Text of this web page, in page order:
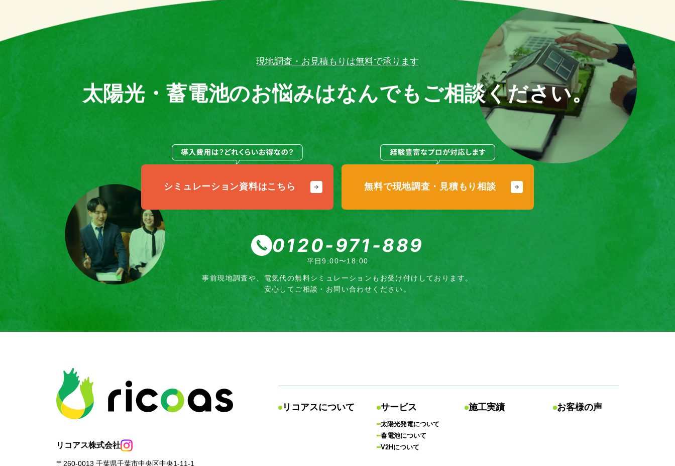
現地調査・お見積もりは無料で承ります
太陽光・蓄電池のお悩みはなんでもご相談ください。
シミュレーション資料はこちら 無料で現地調査・ 見積もり相談
0120-971-889
平日9:00〜18:00
事前現地調査や、電気代の無料シミュレーション もお受け付けしております。
安心してご相談・お問い合わせください。
リコアスについて サービス
太陽光発電について
蓄電池について
V2Hについて
施工実績 お客様の声
リコアス株式会社
〒260-0013 千葉県千葉市中央区中央1-11-1